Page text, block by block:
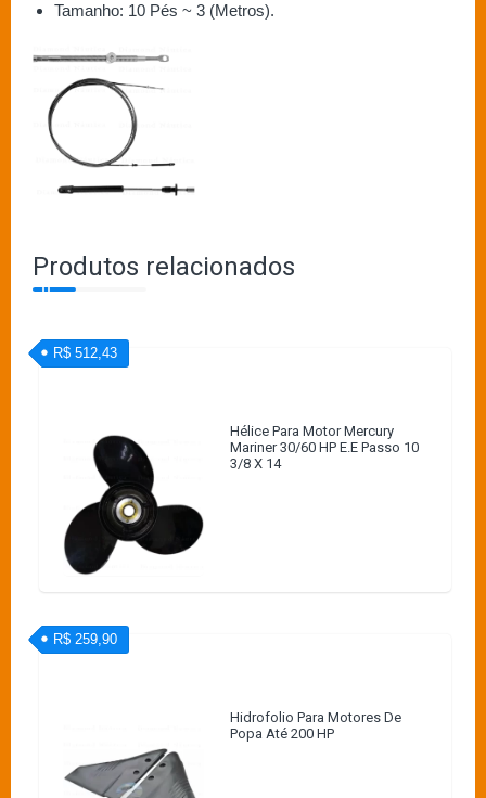
Tamanho: 10 Pés ~ 3 (Metros).
Produtos relacionados
Hélice Para Motor Mercury
Mariner 30/60 HP E.E Passo 10
3/8 X 14
R$ 512,43
Hidrofolio Para Motores De
Popa Até 200 HP
R$ 259,90